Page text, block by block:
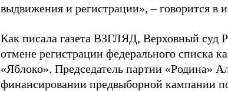
выдвижения и регистрации», – говорится в
Как писала газета ВЗГЛЯД, Верховный суд
отмене регистрации федерального списка
«Яблоко». Председатель партии «Родина»
финансировании предвыборной кампании